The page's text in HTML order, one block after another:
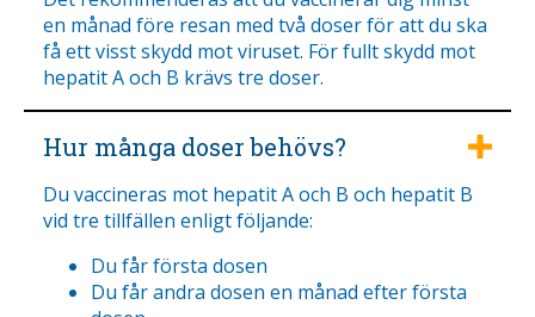
en månad före resan med två doser för att du ska
få ett visst skydd mot viruset. För fullt skydd mot
hepatit A och B krävs tre doser.
Hur många doser behövs?
Du vaccineras mot hepatit A och B och hepatit B
vid tre tillfällen enligt följande:
Du får första dosen
Du får andra dosen en månad efter första